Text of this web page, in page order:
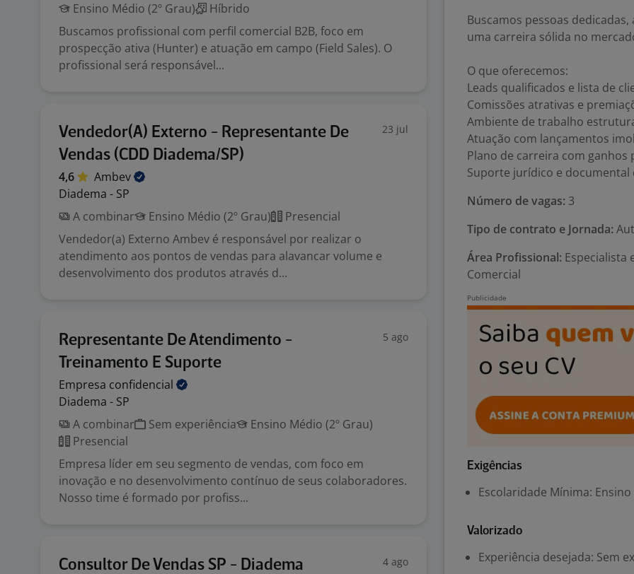
Ensino Médio (2º Grau)
Híbrido
Buscamos profissional com perfil comercial B2B, foco em
prospecção ativa (Hunter) e atuação em campo (Field Sales). O
profissional será responsável...
Vendedor(A) Externo - Representante De
Vendas (CDD Diadema/SP)
23 jul
4,6
Ambev
Diadema - SP
A combinar
Ensino Médio (2º Grau)
Presencial
Vendedor(a) Externo Ambev é responsável por realizar o
atendimento aos pontos de vendas para alavancar volume e
desenvolvimento dos produtos através d...
Representante De Atendimento -
Treinamento E Suporte
5 ago
Empresa confidencial
Diadema - SP
A combinar
Sem experiência
Ensino Médio (2º Grau)
Presencial
Empresa líder em seu segmento de vendas, com foco em
inovação e no desenvolvimento contínuo de seus colaboradores.
Nosso time é formado por profiss...
Consultor De Vendas SP - Diadema 4 ago
Buscamos pessoas
uma carreira sólida no
O que oferecemos:
Leads qualificados e lista de
Comissões atrativas e
Ambiente de trabalho
Atuação com lançamentos
Plano de carreira com
Suporte jurídico e documental
Número de vagas: 3
Tipo de contrato e Jornada:
Área Profissional: Especialista
Comercial
Exigências
Escolaridade Mínima: Ensino
Valorizado
Experiência desejada: Sem